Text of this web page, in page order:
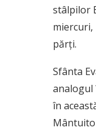
stâlpilor
miercuri,
părţi.
Sfânta
analogul
în